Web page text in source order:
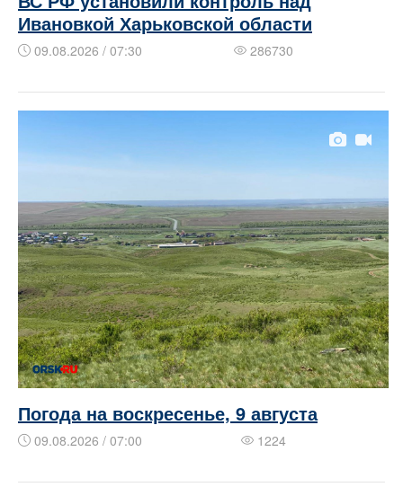
Ивановкой Харьковской области
09.08.2026 / 07:30 286730
Погода на воскресенье, 9 августа
09.08.2026 / 07:00 1224